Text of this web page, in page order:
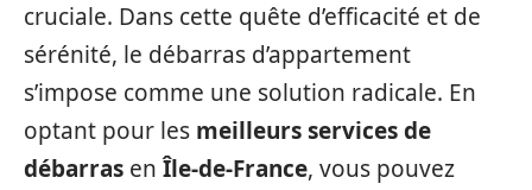
cruciale. Dans cette quête d’efficacité et de
sérénité, le débarras d’appartement
s’impose comme une solution radicale. En
optant pour les meilleurs services de
débarras enÎle-de-France, vous pouvez